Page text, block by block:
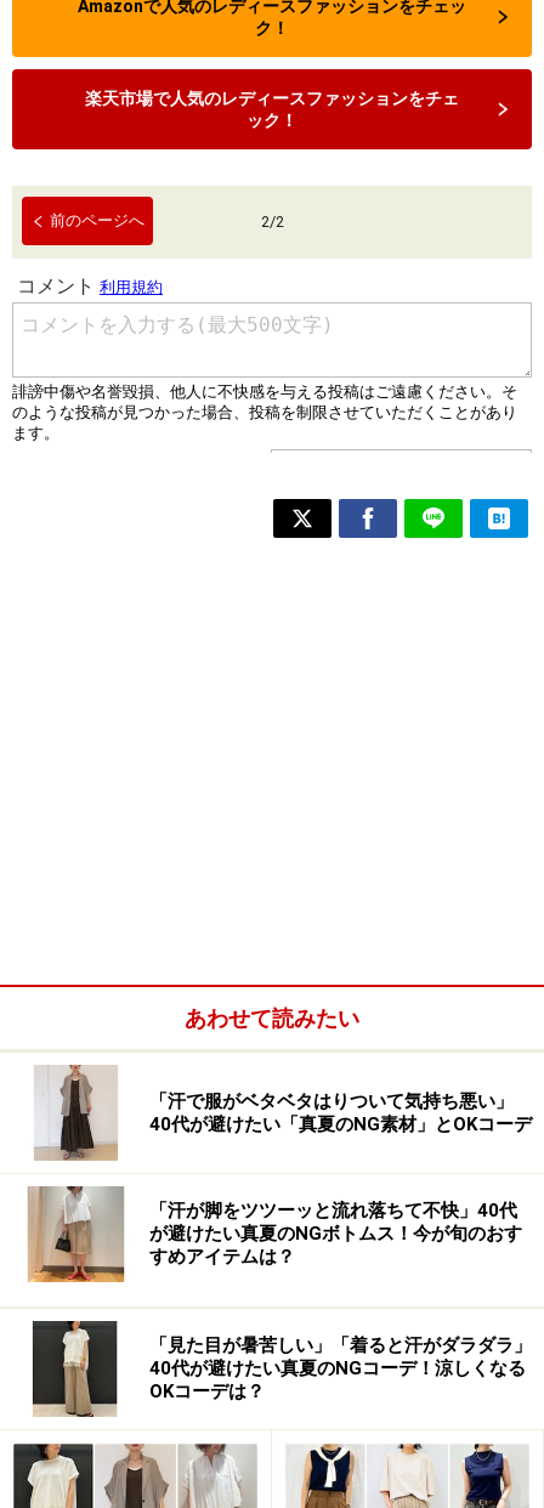
Amazonで人気のレディースファッションをチェッ
ク！
楽天市場で人気のレディースファッションをチェ
ック！
前のページへ 2/2
あわせて読みたい
「汗で服がベタベタはりついて気持ち悪い」
40代が避けたい「真夏のNG素材」とOKコーデ
「汗が脚をツツーッと流れ落ちて不快」40代
が避けたい真夏のNGボトムス！今が旬のおす
すめアイテムは？
「見た目が暑苦しい」「着ると汗がダラダラ」
40代が避けたい真夏のNGコーデ！涼しくなる
OKコーデは？